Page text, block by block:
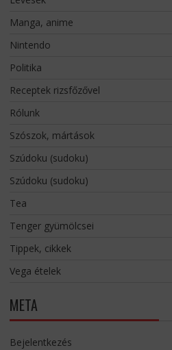
Manga, anime
Nintendo
Politika
Receptek rizsfőzővel
Rólunk
Szószok, mártások
Szúdoku (sudoku)
Szúdoku (sudoku)
Tea
Tenger gyümölcsei
Tippek, cikkek
Vega ételek
META
Bejelentkezés